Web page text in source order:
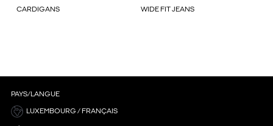
CARDIGANS WIDE FIT JEANS
PAYS/LANGUE
LUXEMBOURG / FRANÇAIS